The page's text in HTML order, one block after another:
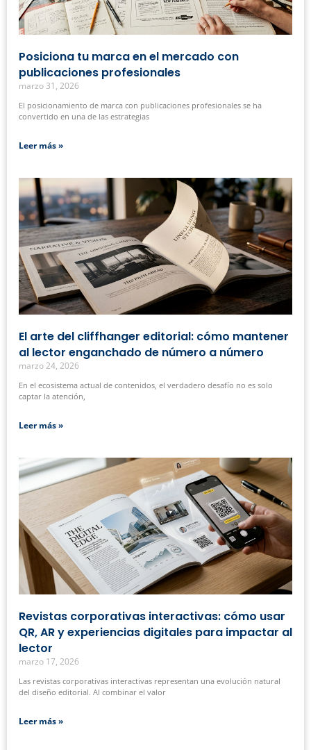
Posiciona tu marca en el mercado con
publicaciones profesionales
marzo 31, 2026
El posicionamiento de marca con publicaciones profesionales se ha
convertido en una de las estrategias
Leer más »
El arte del cliffhanger editorial: cómo mantener
al lector enganchado de número a número
marzo 24, 2026
En el ecosistema actual de contenidos, el verdadero desafío no es solo
captar la atención,
Leer más »
Revistas corporativas interactivas: cómo usar
QR, AR y experiencias digitales para impactar al
lector
marzo 17, 2026
Las revistas corporativas interactivas representan una evolución natural
del diseño editorial. Al combinar el valor
Leer más »